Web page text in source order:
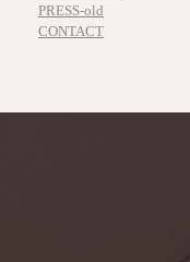
PRESS-old
CONTACT